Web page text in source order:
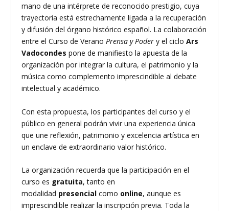
mano de una intérprete de reconocido prestigio, cuya
trayectoria está estrechamente ligada a la recuperación
y difusión del órgano histórico español. La colaboración
entre el Curso de VeranoPrensa y Poder y el cicloArs
Vadocondes pone de manifiesto la apuesta de la
organización por integrar la cultura, el patrimonio y la
música como complemento imprescindible al debate
intelectual y académico.
Con esta propuesta, los participantes del curso y el
público en general podrán vivir una experiencia única
que une reflexión, patrimonio y excelencia artística en
un enclave de extraordinario valor histórico.
La organización recuerda que la participación en el
curso es gratuita, tanto en
modalidad presencial como online, aunque es
imprescindible realizar la inscripción previa. Toda la